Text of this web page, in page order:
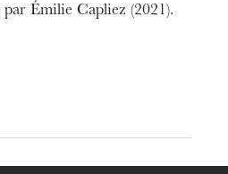
of the Opera
par Émilie Capliez (2021).